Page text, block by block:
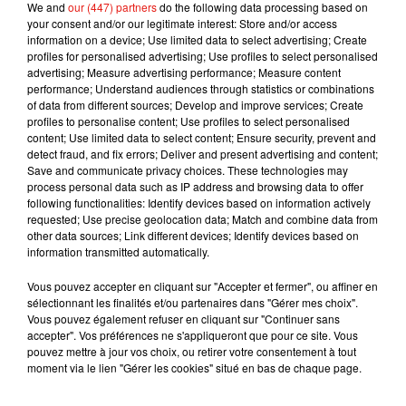
heures par jour et d’habitude je vais dans le jardin, mais j’ai
été filmé juste à ce moment-là. Je ne l’ai pas fait exprès,
malgré ce que certains collègues osent affirmer", a assuré la
jeune femme aux 92.000 followers sur Instagram, accusée
de s’offrir une jolie publicité.
Voir cette publication sur Instagram
We and our (447) partnersdo the following data processing based on
your consent and/or our legitimate interest: Store and/or access
information on a device; Use limited data to select advertising; Create
profiles for personalised advertising; Use profiles to select personalised
advertising; Measure advertising performance; Measure content
performance; Understand audiences through statistics or combinations
of data from different sources; Develop and improve services; Create
profiles to personalise content; Use profiles to select personalised
content; Use limited data to select content; Ensure security, prevent and
detect fraud, and fix errors; Deliver and present advertising and content;
Save and communicate privacy choices. These technologies may
process personal data such as IP address and browsing data to offer
following functionalities: Identify devices based on information actively
requested; Use precise geolocation data; Match and combine data from
other data sources; Link different devices; Identify devices based on
information transmitted automatically.
Vous pouvez accepter en cliquant sur "Accepter et fermer", ou affiner en
sélectionnant les finalités et/ou partenaires dans "Gérer mes choix".
Vous pouvez également refuser en cliquant sur "Continuer sans
accepter". Vos préférences ne s'appliqueront que pour ce site. Vous
pouvez mettre à jour vos choix, ou retirer votre consentement à tout
moment via le lien "Gérer les cookies" situé en bas de chaque page.